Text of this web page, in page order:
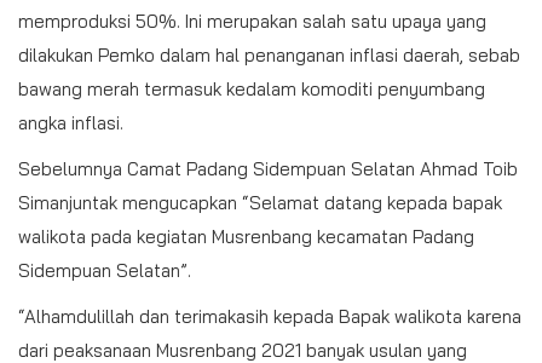
memproduksi 50%. Ini merupakan salah satu upaya yang
dilakukan Pemko dalam hal penanganan inflasi daerah, sebab
bawang merah termasuk kedalam komoditi penyumbang
angka inflasi.
Sebelumnya Camat Padang Sidempuan Selatan Ahmad Toib
Simanjuntak mengucapkan “Selamat datang kepada bapak
walikota pada kegiatan Musrenbang kecamatan Padang
Sidempuan Selatan”.
“Alhamdulillah dan terimakasih kepada Bapak walikota karena
dari peaksanaan Musrenbang 2021 banyak usulan yang